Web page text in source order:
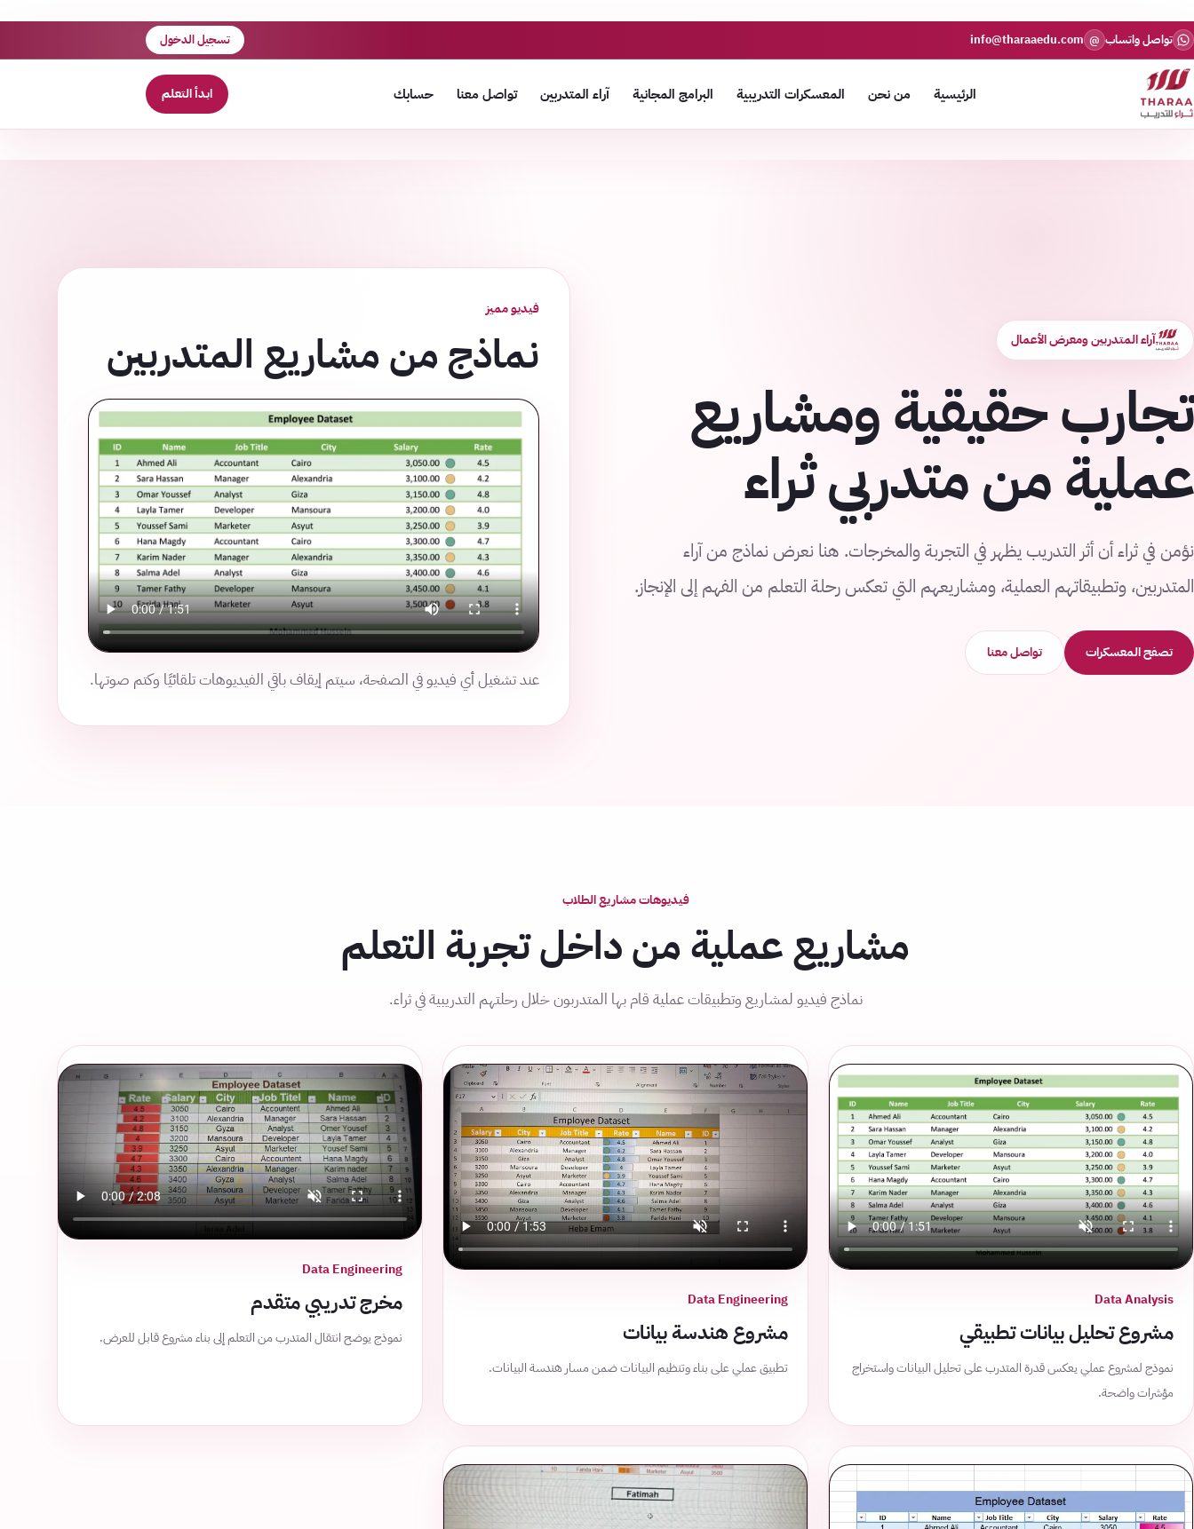
تواصل واتساب @
info@tharaaedu.com تسجيل الدخول
الرئيسية من نحن المعسكرات التدريبية البرامج المجانية آراء المتدربين تواصل معنا حسابك ابدأ التعلم
آراء المتدربين ومعرض الأعمال
تجارب حقيقية ومشاريع
عملية من متدربي ثراء
نؤمن في ثراء أن أثر التدريب يظهر في التجربة والمخرجات. هنا نعرض نماذج من آراء
المتدربين، وتطبيقاتهم العملية، ومشاريعهم التي تعكس رحلة التعلم من الفهم إلى الإنجاز.
تصفح المعسكرات تواصل معنا
فيديو مميز
نماذج من مشاريع المتدربين
عند تشغيل أي فيديو في الصفحة، سيتم إيقاف باقي الفيديوهات تلقائيًا وكتم صوتها.
فيديوهات مشاريع الطلاب
مشاريع عملية من داخل تجربة التعلم
نماذج فيديو لمشاريع وتطبيقات عملية قام بها المتدربون خلال رحلتهم التدريبية في ثراء.
Data Analysis
مشروع تحليل بيانات تطبيقي
نموذج لمشروع عملي يعكس قدرة المتدرب على تحليل البيانات واستخراج
مؤشرات واضحة.
Data Engineering
مشروع هندسة بيانات
تطبيق عملي على بناء وتنظيم البيانات ضمن مسار هندسة البيانات.
Data Engineering
مخرج تدريبي متقدم
نموذج يوضح انتقال المتدرب من التعلم إلى بناء مشروع قابل للعرض.